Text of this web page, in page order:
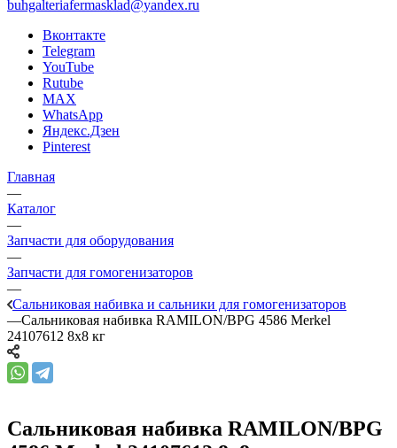
buhgalteriafermasklad@yandex.ru
Вконтакте
Telegram
YouTube
Rutube
MAX
WhatsApp
Яндекс.Дзен
Pinterest
Главная
—
Каталог
—
Запчасти для оборудования
—
Запчасти для гомогенизаторов
—
Сальниковая набивка и сальники для гомогенизаторов
—Сальниковая набивка RAMILON/BPG 4586 Merkel
24107612 8х8 кг
Сальниковая набивка RAMILON/BPG